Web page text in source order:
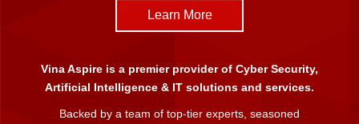
Learn More
Vina Aspire is a premier provider of Cyber Security,
Artificial Intelligence & IT solutions and services.
Backed by a team of top-tier experts, seasoned